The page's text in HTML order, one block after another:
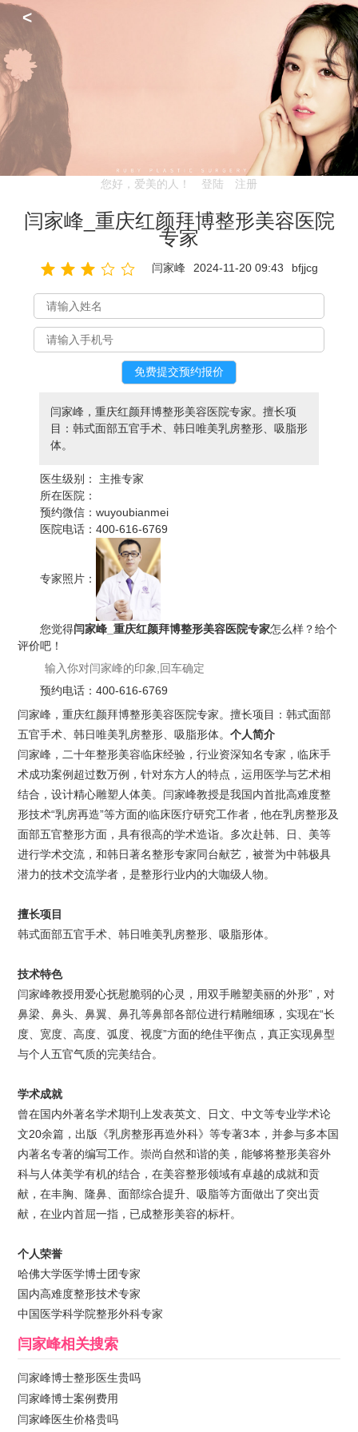
<
您好，爱美的人！ 登陆 注册
闫家峰_重庆红颜拜博整形美容医院
专家
闫家峰 2024-11-20 09:43 bfjjcg
闫家峰，重庆红颜拜博整形美容医院专家。擅长项
目：韩式面部五官手术、韩日唯美乳房整形、吸脂形
体。
医生级别：
主推专家
所在医院：
预约微信：wuyoubianmei
医院电话：400-616-6769
专家照片：
您觉得闫家峰_重庆红颜拜博整形美容医院专家怎么样？给个
评价吧！
预约电话：400-616-6769
闫家峰，重庆红颜拜博整形美容医院专家。擅长项目：韩式面部
五官手术、韩日唯美乳房整形、吸脂形体。个人简介
闫家峰，二十年整形美容临床经验，行业资深知名专家，临床手
术成功案例超过数万例，针对东方人的特点，运用医学与艺术相
结合，设计精心雕塑人体美。闫家峰教授是我国内首批高难度整
形技术“乳房再造”等方面的临床医疗研究工作者，他在乳房整形及
面部五官整形方面，具有很高的学术造诣。多次赴韩、日、美等
进行学术交流，和韩日著名整形专家同台献艺，被誉为中韩极具
潜力的技术交流学者，是整形行业内的大咖级人物。
擅长项目
韩式面部五官手术、韩日唯美乳房整形、吸脂形体。
技术特色
闫家峰教授用爱心抚慰脆弱的心灵，用双手雕塑美丽的外形”，对
鼻梁、鼻头、鼻翼、鼻孔等鼻部各部位进行精雕细琢，实现在“长
度、宽度、高度、弧度、视度”方面的绝佳平衡点，真正实现鼻型
与个人五官气质的完美结合。
学术成就
曾在国内外著名学术期刊上发表英文、日文、中文等专业学术论
文20余篇，出版《乳房整形再造外科》等专著3本，并参与多本国
内著名专著的编写工作。崇尚自然和谐的美，能够将整形美容外
科与人体美学有机的结合，在美容整形领域有卓越的成就和贡
献，在丰胸、隆鼻、面部综合提升、吸脂等方面做出了突出贡
献，在业内首屈一指，已成整形美容的标杆。
个人荣誉
哈佛大学医学博士团专家
国内高难度整形技术专家
中国医学科学院整形外科专家
闫家峰相关搜索
闫家峰博士整形医生贵吗
闫家峰博士案例费用
闫家峰医生价格贵吗